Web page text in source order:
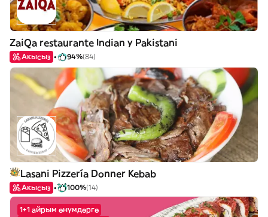
ZaiQa restaurante Indian y Pakistani
Акысыз 94%(84)
Lasani Pizzería Donner Kebab
Акысыз 100%(14)
1+1 айрым өнүмдөргө